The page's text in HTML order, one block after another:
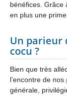
bénéfices. Grâce
en plus une
Un parieur
cocu ?
Bien que très
l’encontre de nos
générale,